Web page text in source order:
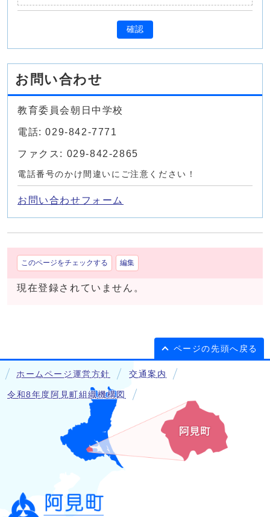
確認
お問い合わせ
教育委員会朝日中学校
電話: 029-842-7771
ファクス: 029-842-2865
電話番号のかけ間違いにご注意ください！
お問い合わせフォーム
このページをチェックする 編集
現在登録されていません。
ページの先頭へ戻る
ホームページ運営方針 交通案内
令和8年度阿見町組織機構図